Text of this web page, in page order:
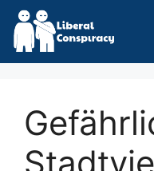
Skip
content